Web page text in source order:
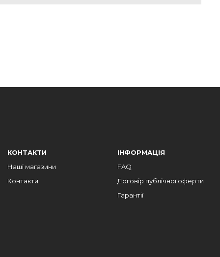
КОНТАКТИ
Наші магазини
Контакти
ІНФОРМАЦІЯ
FAQ
Договір публічної оферти
Гарантії